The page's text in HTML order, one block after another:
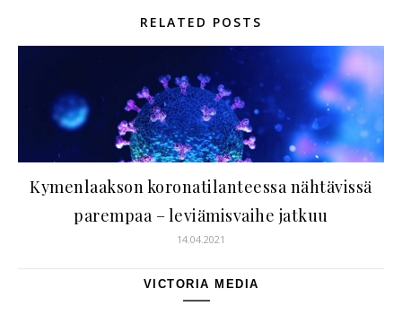
RELATED POSTS
Kymenlaakson koronatilanteessa nähtävissä
parempaa – leviämisvaihe jatkuu
14.04.2021
VICTORIA MEDIA